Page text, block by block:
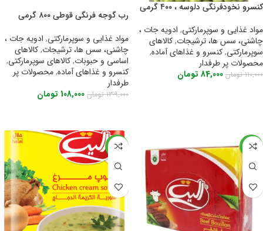
کنسرو نخودفرنگی دلوسه ، ۴۰۰ گرمی
مواد غذایی و سوپرمارکتی, ادویه جات ،
چاشنی، سس ها، ترشیجات,کالاهای
سوپرمارکتی,کنسرو و غذاهای آماده,
محصولات پر طرفدار
110,000 تومان 84,000 تومان
رب گوجه فرنگی قوطی ۸۰۰ گرمی
مواد غذایی و سوپرمارکتی, ادویه جات ،
چاشنی، سس ها، ترشیجات,کالاهای
اساسی و حبوبات,کالاهای سوپرمارکتی,
کنسرو و غذاهای آماده,محصولات پر
طرفدار
139,000 تومان 108,000 تومان
-24%
-31%